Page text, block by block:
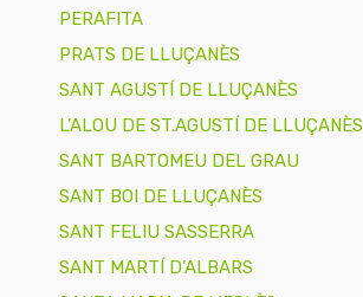
PERAFITA
PRATS DE LLUÇANÈS
SANT AGUSTÍ DE LLUÇANÈS
L’ALOU DE ST.AGUSTÍ DE LLUÇANÈS
SANT BARTOMEU DEL GRAU
SANT BOI DE LLUÇANÈS
SANT FELIU SASSERRA
SANT MARTÍ D’ALBARS